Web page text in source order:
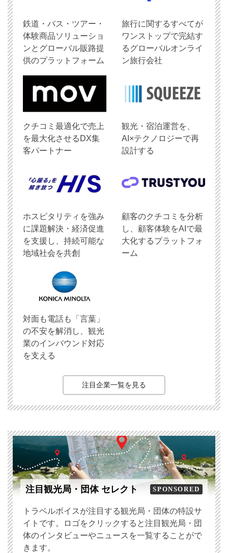
鉄道・バス・ツアー・
体験商品ソリューショ
ンとグローバル販路提
供のプラットフォーム
旅行に関するすべてが
ワンストップで完結す
るグローバルオンライ
ン旅行会社
クチコミ最適化で売上
を最大化させるDX集
客パートナー
観光・宿泊運営を、
AI×テクノロジーで再
設計する
ホスピタリティを強み
に課題解決・経済促進
を支援し、持続可能な
地域社会を共創
顧客のクチコミを分析
し、顧客体験をAIで最
大化するプラットフォ
ーム
対面も電話も「言葉」
の不安を解消し、観光
業のインバウンド対応
を支える
注目企業一覧を見る
注目観光局・団体 セレクト SPONSORED
トラベルボイスが注目する観光局・団体の特設サ
イトです。ロゴをクリックすると注目観光局・団
体のインタビューやニュースを一覧することがで
きます。